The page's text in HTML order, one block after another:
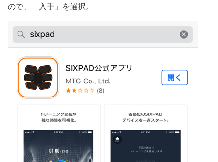
ので、「入手」を選択。